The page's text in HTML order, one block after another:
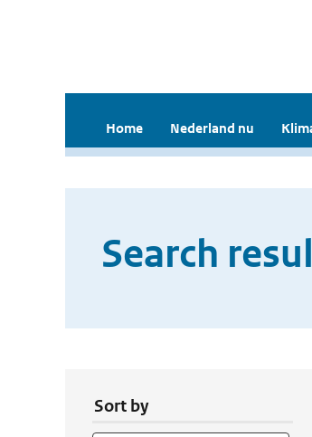
Home Nederland nu
Search
Sort by